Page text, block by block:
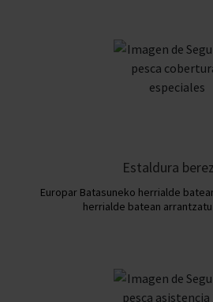
Estaldura
Europar Batasuneko herrialde
herrialde batean